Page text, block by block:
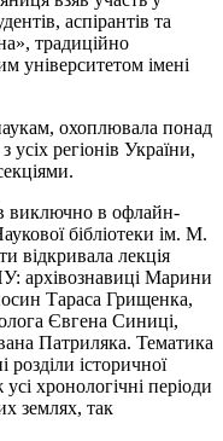
аспірантів та
традиційно
університетом імені
охоплювала понад
усіх регіонів України,
виключно в офлайн-
бібліотеки ім. М.
відкривала лекція
архівознавиці Марини
Тараса Грищенка,
Євгена Синиці,
Патриляка. Тематика
розділи історичної
хронологічні періоди
землях, так